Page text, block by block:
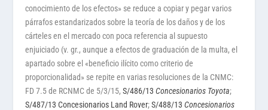
conocimiento de los efectos» se reduce a copiar y pegar varios
párrafos estandarizados sobre la teoría de los daños y de los
cárteles en el mercado con poca referencia al supuesto
enjuiciado (v. gr., aunque a efectos de graduación de la multa, el
apartado sobre el «beneficio ilícito como criterio de
proporcionalidad» se repite en varias resoluciones de la CNMC:
FD 7.5 de RCNMC de 5/3/15,S/486/13Concesionarios Toyota;
S/487/13 Concesionarios Land Rover;S/488/13Concesionarios